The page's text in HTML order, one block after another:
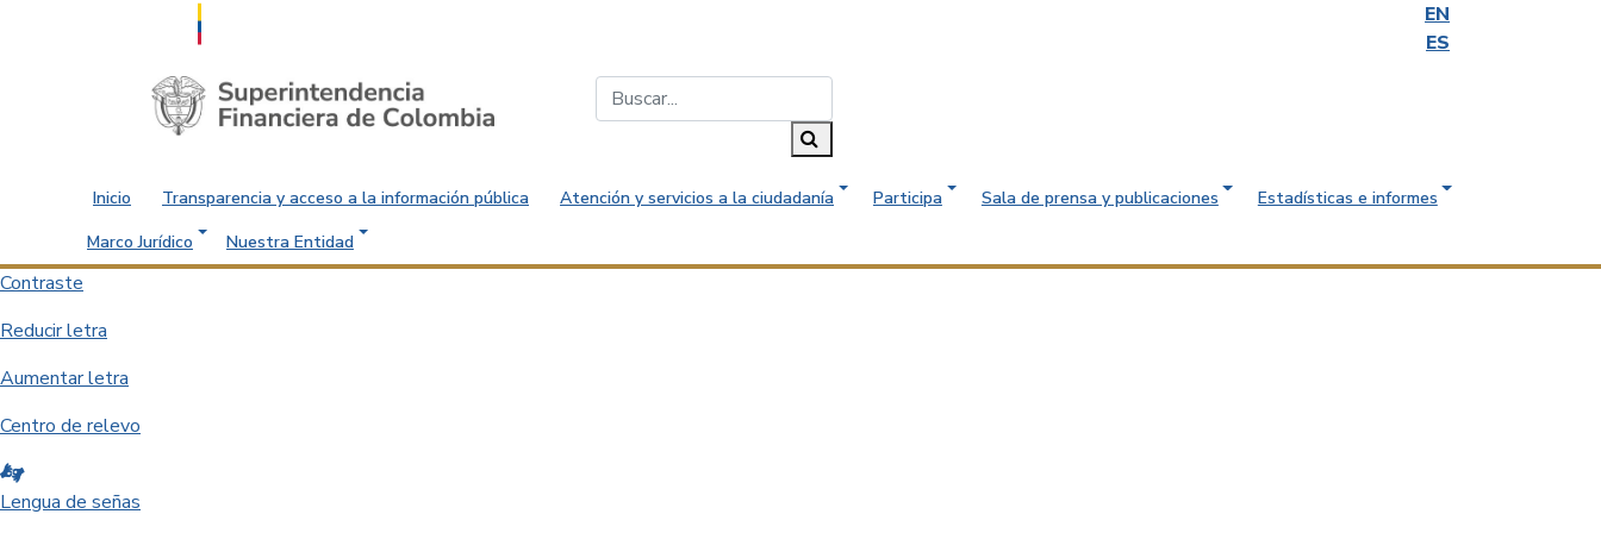
EN
ES
Saltar al contenido principal
Inicio Transparencia y acceso a la información pública Atención y servicios a la ciudadanía Participa Sala de prensa y publicaciones
Estadísticas e informes
Marco Jurídico
Nuestra Entidad
Contraste
Reducir letra
Aumentar letra
Centro de relevo
Lengua de señas